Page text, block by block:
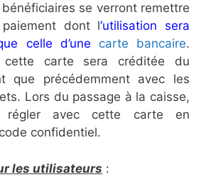
se verront remettre
dont l‘utilisation sera
celle d’une carte bancaire.
cette carte sera créditée du
que précédemment avec les
Lors du passage à la caisse,
avec cette carte en
confidentiel.
les utilisateurs :